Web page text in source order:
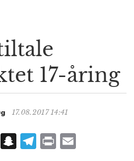
n
a
t
n
17-åring
17.08.2017 14:41
X S
T P